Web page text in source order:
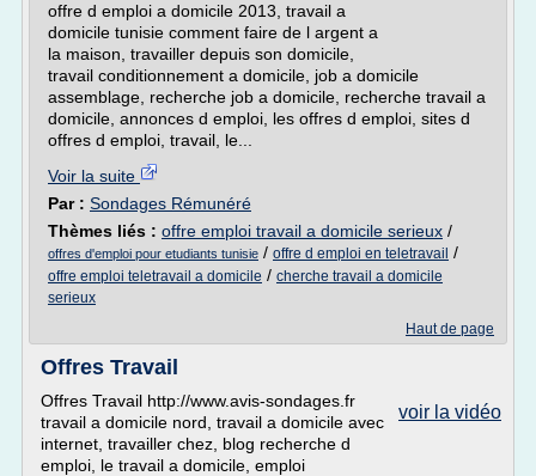
offre d emploi a domicile 2013, travail a
domicile tunisie comment faire de l argent a
la maison, travailler depuis son domicile,
travail conditionnement a domicile, job a domicile
assemblage, recherche job a domicile, recherche travail a
domicile, annonces d emploi, les offres d emploi, sites d
offres d emploi, travail, le...
Voir la suite
Par : Sondages Rémunéré
Thèmes liés : offre emploi travail a domicile serieux /
offres d'emploi pour etudiants tunisie / offre d emploi en teletravail /
offre emploi teletravail a domicile / cherche travail a domicile
serieux
Haut de page
Offres Travail
voir la vidéo
Offres Travail http://www.avis-sondages.fr
travail a domicile nord, travail a domicile avec
internet, travailler chez, blog recherche d
emploi, le travail a domicile, emploi